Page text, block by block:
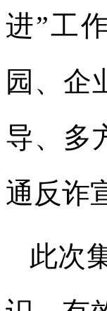
进”工
园、企
导、多
通反诈
此次